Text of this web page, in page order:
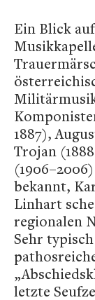
Ein Blick
1887),
Trojan
bekannt,
Linhart
regionalen
Sehr
letzte